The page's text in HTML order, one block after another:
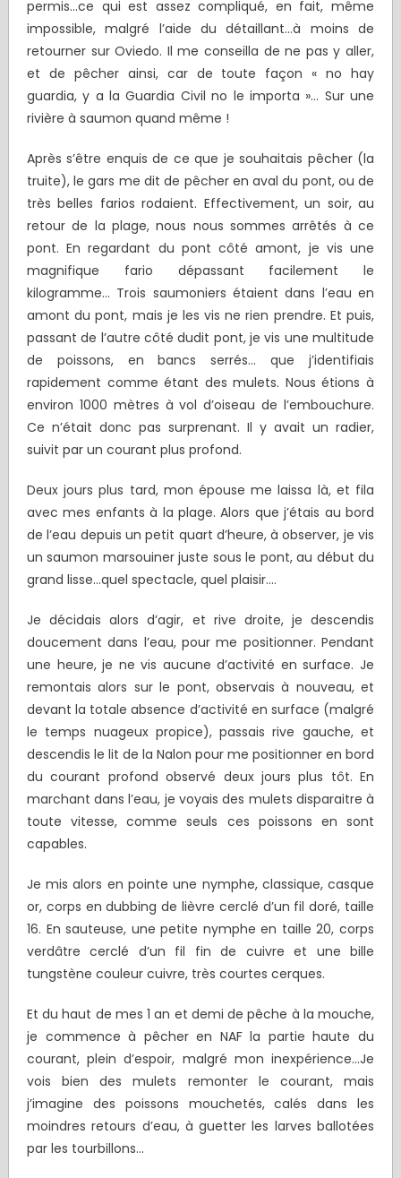
permis…ce qui est assez compliqué, en fait, même
impossible, malgré l’aide du détaillant…à moins de
retourner sur Oviedo. Il me conseilla de ne pas y aller,
et de pêcher ainsi, car de toute façon « no hay
guardia, y a la Guardia Civil no le importa »… Sur une
rivière à saumon quand même !
Après s’être enquis de ce que je souhaitais pêcher (la
truite), le gars me dit de pêcher en aval du pont, ou de
très belles farios rodaient. Effectivement, un soir, au
retour de la plage, nous nous sommes arrêtés à ce
pont. En regardant du pont côté amont, je vis une
magnifique fario dépassant facilement le
kilogramme… Trois saumoniers étaient dans l’eau en
amont du pont, mais je les vis ne rien prendre. Et puis,
passant de l’autre côté dudit pont, je vis une multitude
de poissons, en bancs serrés… que j’identifiais
rapidement comme étant des mulets. Nous étions à
environ 1000 mètres à vol d’oiseau de l’embouchure.
Ce n’était donc pas surprenant. Il y avait un radier,
suivit par un courant plus profond.
Deux jours plus tard, mon épouse me laissa là, et fila
avec mes enfants à la plage. Alors que j’étais au bord
de l’eau depuis un petit quart d’heure, à observer, je vis
un saumon marsouiner juste sous le pont, au début du
grand lisse…quel spectacle, quel plaisir….
Je décidais alors d’agir, et rive droite, je descendis
doucement dans l’eau, pour me positionner. Pendant
une heure, je ne vis aucune d’activité en surface. Je
remontais alors sur le pont, observais à nouveau, et
devant la totale absence d’activité en surface (malgré
le temps nuageux propice), passais rive gauche, et
descendis le lit de la Nalon pour me positionner en bord
du courant profond observé deux jours plus tôt. En
marchant dans l’eau, je voyais des mulets disparaitre à
toute vitesse, comme seuls ces poissons en sont
capables.
Je mis alors en pointe une nymphe, classique, casque
or, corps en dubbing de lièvre cerclé d’un fil doré, taille
16. En sauteuse, une petite nymphe en taille 20, corps
verdâtre cerclé d’un fil fin de cuivre et une bille
tungstène couleur cuivre, très courtes cerques.
Et du haut de mes 1 an et demi de pêche à la mouche,
je commence à pêcher en NAF la partie haute du
courant, plein d’espoir, malgré mon inexpérience…Je
vois bien des mulets remonter le courant, mais
j’imagine des poissons mouchetés, calés dans les
moindres retours d’eau, à guetter les larves ballotées
par les tourbillons…